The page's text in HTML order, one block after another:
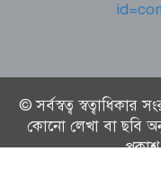
© সর্বস্বত্ব
কোনো লেখা বা ছবি